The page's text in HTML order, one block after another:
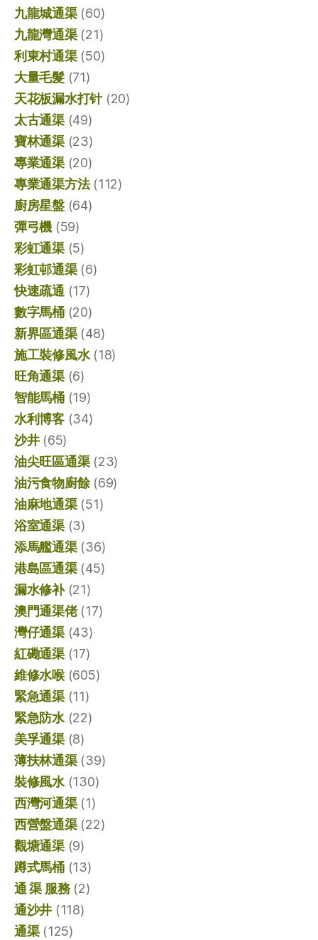
九龍城通渠(60)
九龍灣通渠(21)
利東村通渠(50)
大量毛髮(71)
天花板漏水打针(20)
太古通渠(49)
寶林通渠(23)
專業通渠(20)
專業通渠方法(112)
廚房星盤(64)
彈弓機 (59)
彩虹通渠(5)
彩虹邨通渠(6)
快速疏通 (17)
數字馬桶(20)
新界區通渠(48)
施工裝修風水(18)
旺角通渠(6)
智能馬桶(19)
水利博客(34)
沙井(65)
油尖旺區通渠(23)
油污食物廚餘(69)
油麻地通渠(51)
浴室通渠(3)
添馬艦通渠(36)
港島區通渠(45)
漏水修补(21)
澳門通渠佬(17)
灣仔通渠(43)
紅磡通渠(17)
維修水喉(605)
緊急通渠(11)
緊急防水(22)
美孚通渠(8)
薄扶林通渠(39)
裝修風水(130)
西灣河通渠(1)
西營盤通渠(22)
觀塘通渠(9)
蹲式馬桶(13)
通 渠 服務(2)
通沙井 (118)
通渠(125)